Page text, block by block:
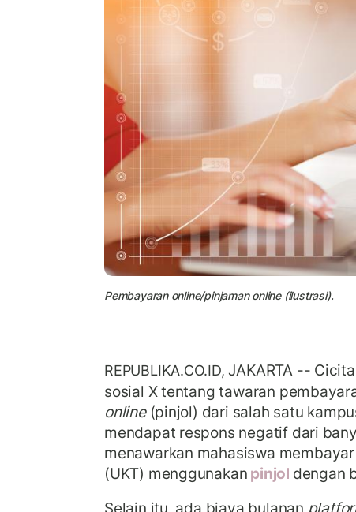
Pembayaran online/pinjaman online (ilustrasi).
REPUBLIKA.CO.ID,JAKARTA --
sosial X tentang tawaran
online(pinjol) dari salah satu
mendapat respons negatif dari
menawarkan mahasiswa
(UKT) menggunakan pinjol dengan
Selain itu, ada biaya bulanan